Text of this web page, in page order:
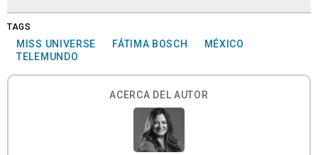
TAGS
MISS UNIVERSE FÁTIMA BOSCH
MÉXICO
TELEMUNDO
ACERCA DEL AUTOR